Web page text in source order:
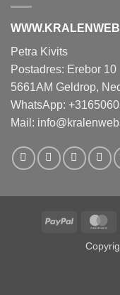
Petra Kivits
Postadres: Erebor 10
5661AM Geldrop,
WhatsApp:
Mail:
PayPal